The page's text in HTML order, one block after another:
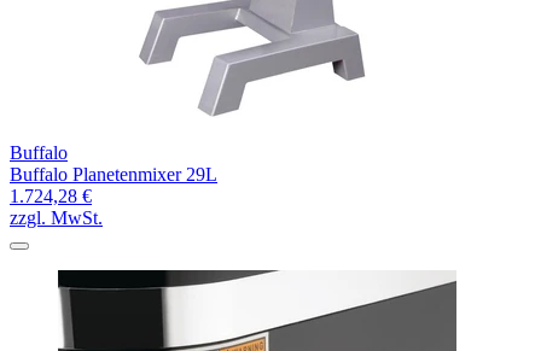
Buffalo
Buffalo Planetenmixer 29L
1.724,28 €
zzgl. MwSt.